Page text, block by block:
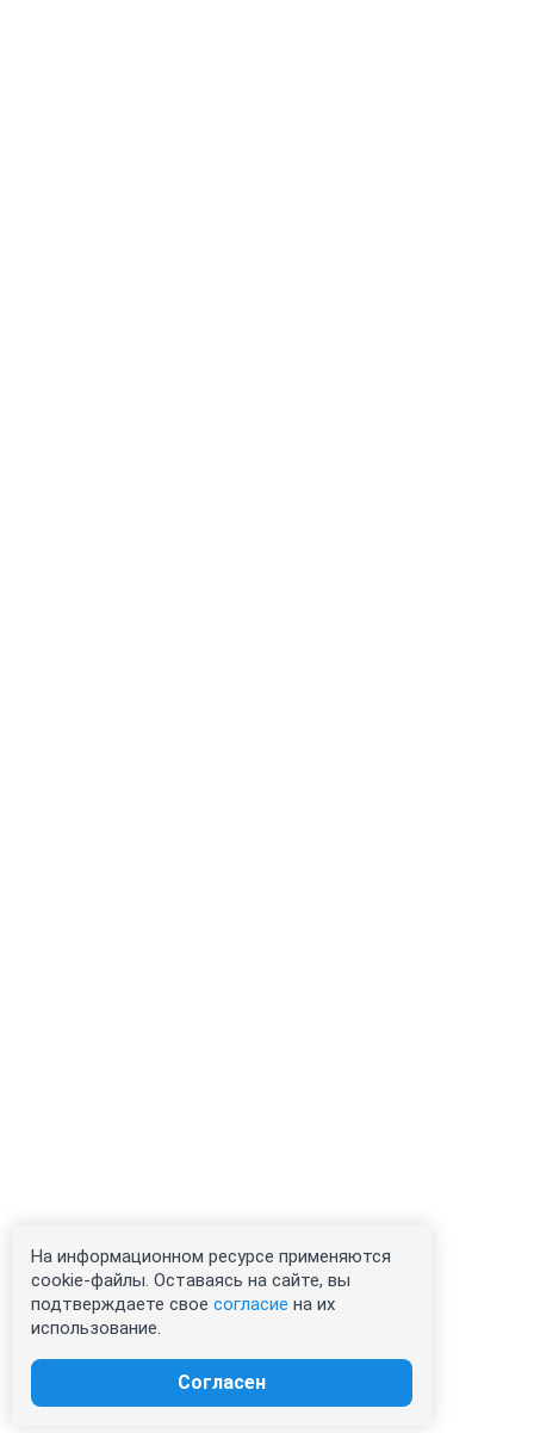
На информационном ресурсе применяются
cookie-файлы. Оставаясь на сайте, вы
подтверждаете свое согласие на их
использование.
Согласен